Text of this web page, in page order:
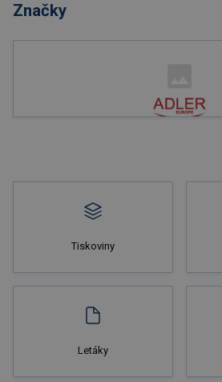
Značky
Tiskoviny
Letáky